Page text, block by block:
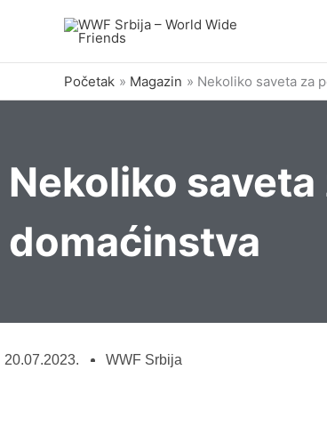
Početak Magazin Nekoliko saveta za
Nekoliko
domaćinstva
20.07.2023. WWF Srbija